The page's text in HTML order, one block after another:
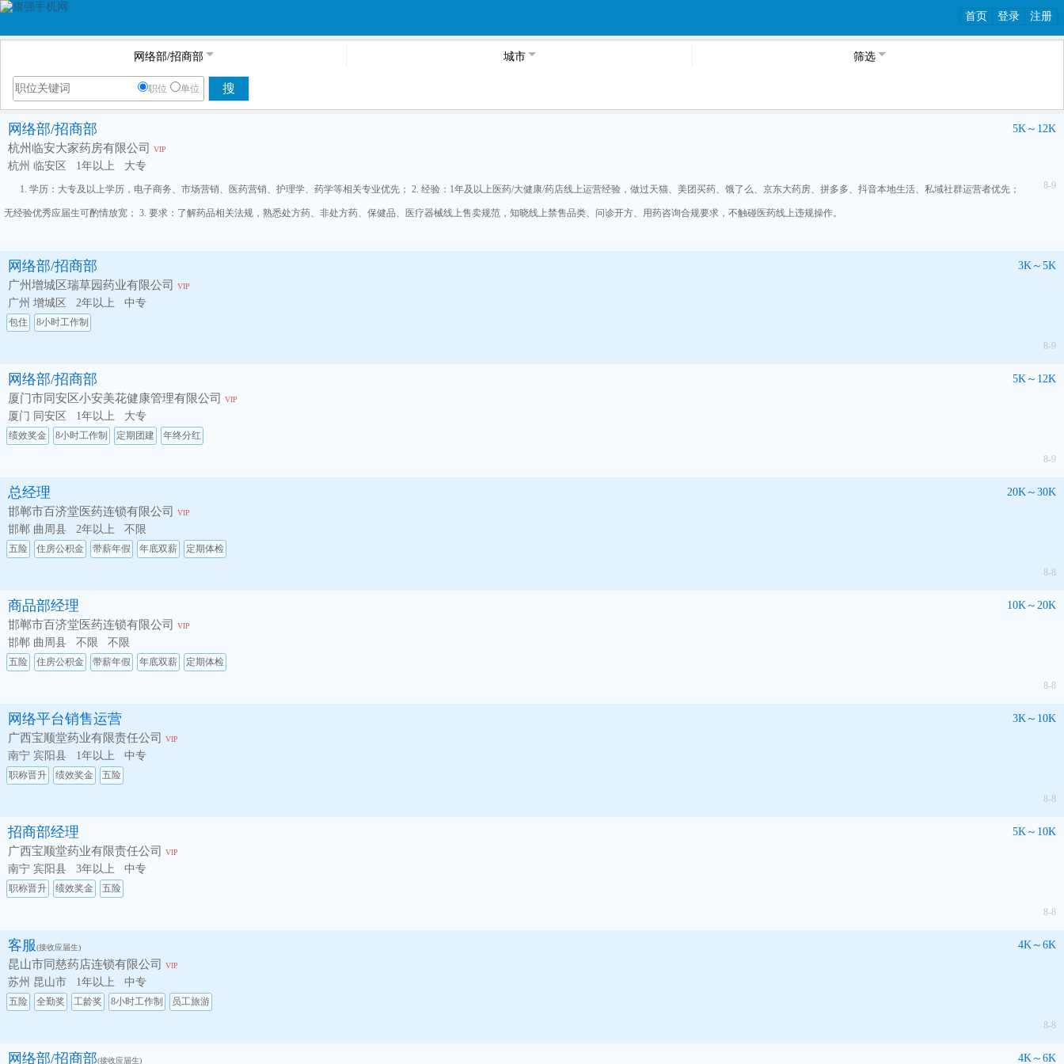
首页 登录 注册
网络部/招商部 城市 筛选
职位 单位 搜
网络部/招商部 5K～12K
杭州临安大家药房有限公司 VIP
杭州 临安区 1年以上 大专
8-9
1. 学历：大专及以上学历，电子商务、市场营销、医药营销、护理学、药学等相关专业优先； 2. 经验：1年及以上医药/大健康/药店线上运营经验，做过天猫、美团买药、饿了么、京东大药房、拼多多、抖音本地生活、私域社群运营者优先；
无经验优秀应届生可酌情放宽； 3. 要求：了解药品相关法规，熟悉处方药、非处方药、保健品、医疗器械线上售卖规范，知晓线上禁售品类、问诊开方、用药咨询合规要求，不触碰医药线上违规操作。
网络部/招商部 3K～5K
广州增城区瑞草园药业有限公司 VIP
广州 增城区 2年以上 中专
包住 8小时工作制
8-9
网络部/招商部 5K～12K
厦门市同安区小安美花健康管理有限公司 VIP
厦门 同安区 1年以上 大专
绩效奖金 8小时工作制 定期团建 年终分红
8-9
总经理 20K～30K
邯郸市百济堂医药连锁有限公司 VIP
邯郸 曲周县 2年以上 不限
五险 住房公积金 带薪年假 年底双薪 定期体检
8-8
商品部经理 10K～20K
邯郸市百济堂医药连锁有限公司 VIP
邯郸 曲周县 不限 不限
五险 住房公积金 带薪年假 年底双薪 定期体检
8-8
网络平台销售运营 3K～10K
广西宝顺堂药业有限责任公司 VIP
南宁 宾阳县 1年以上 中专
职称晋升 绩效奖金 五险
8-8
招商部经理 5K～10K
广西宝顺堂药业有限责任公司 VIP
南宁 宾阳县 3年以上 中专
职称晋升 绩效奖金 五险
8-8
客服(接收应届生) 4K～6K
昆山市同慈药店连锁有限公司 VIP
苏州 昆山市 1年以上 中专
五险 全勤奖 工龄奖 8小时工作制 员工旅游
8-8
网络部/招商部(接收应届生) 4K～6K